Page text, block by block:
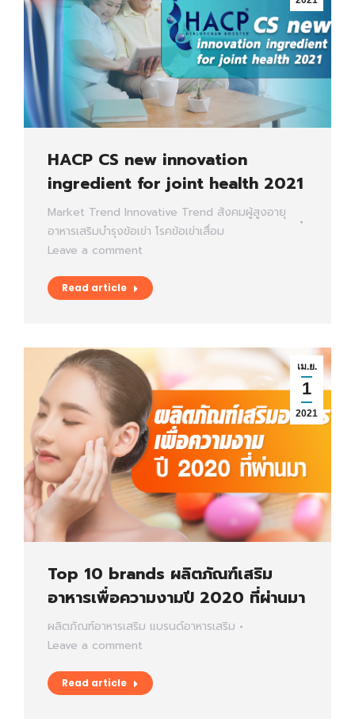
HACP CS new innovation
ingredient for joint health 2021
Market Trend Innovative Trend สังคมผู้สูงอายุ
อาหารเสริมบำรุงข้อเข่า โรคข้อเข่าเสื่อม
Leave a comment
Read article
เม.ย.
1
2021
Top 10 brands ผลิตภัณฑ์เสริม
อาหารเพื่อความงามปี 2020 ที่ผ่านมา
ผลิตภัณฑ์อาหารเสริม แบรนด์อาหารเสริม
Leave a comment
Read article